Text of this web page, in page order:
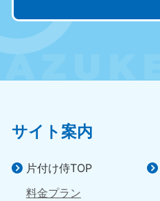
050-1881-5263
9:00〜19:00 年中無休
9:00〜19:00 年中無休
050-1881-5249
9:00〜19:00 年中無休
サイト案内
片付け侍TOP
料金プラン